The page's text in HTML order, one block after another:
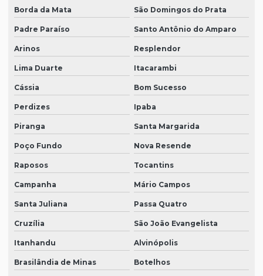
Borda da Mata São Domingos do Prata
Padre Paraíso Santo Antônio do Amparo
Arinos Resplendor
Lima Duarte Itacarambi
Cássia Bom Sucesso
Perdizes Ipaba
Piranga Santa Margarida
Poço Fundo Nova Resende
Raposos Tocantins
Campanha Mário Campos
Santa Juliana Passa Quatro
Cruzília São João Evangelista
Itanhandu Alvinópolis
Brasilândia de Minas Botelhos